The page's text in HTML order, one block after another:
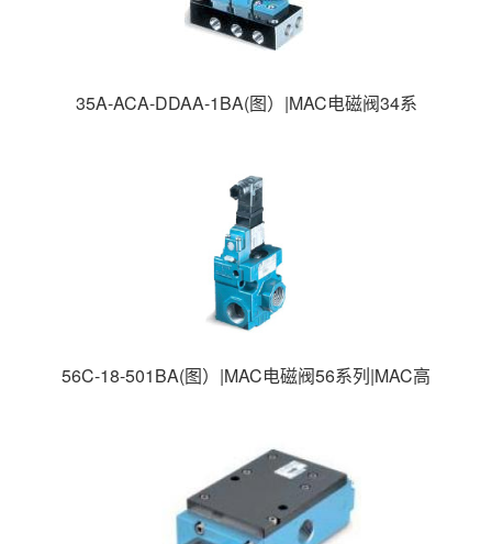
35A-ACA-DDAA-1BA(图）|MAC电磁阀34系
56C-18-501BA(图）|MAC电磁阀56系列|MAC高